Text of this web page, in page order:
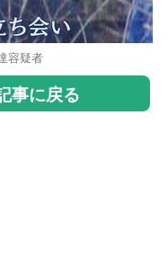
容疑者
事に戻る